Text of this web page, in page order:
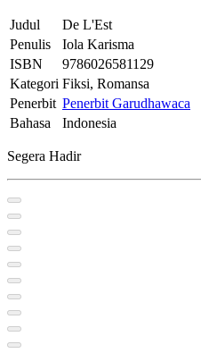
Judul
De L'Est
Penulis
Iola Karisma
ISBN
9786026581129
Kategori Fiksi, Romansa
Penerbit Penerbit Garudhawaca
Bahasa
Indonesia
Segera Hadir